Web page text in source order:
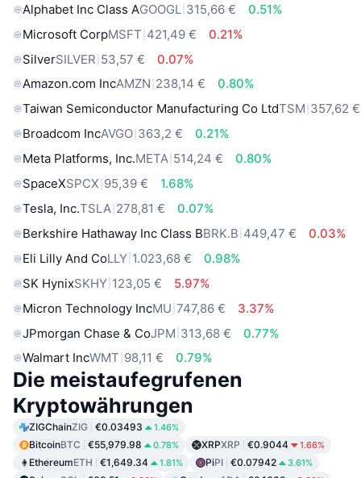
Alphabet Inc Class AGOOGL 315,66 €
0.51%
Microsoft CorpMSFT 421,49 €
0.21%
SilverSILVER 53,57 €
0.07%
Amazon.com IncAMZN 238,14 €
0.80%
Taiwan Semiconductor Manufacturing Co LtdTSM 357,62 €
Broadcom IncAVGO 363,2 €
0.21%
Meta Platforms, Inc.META 514,24 €
0.80%
SpaceXSPCX 95,39 €
1.68%
Tesla, Inc.TSLA 278,81 €
0.07%
Berkshire Hathaway Inc Class BBRK.B 449,47 €
0.03%
Eli Lilly And CoLLY 1.023,68 €
0.98%
SK HynixSKHY 123,05 €
5.97%
Micron Technology IncMU 747,86 €
3.37%
JPmorgan Chase & CoJPM 313,68 €
0.77%
Walmart IncWMT 98,11 € 0.79%
Die meistaufegrufenen
Kryptowährungen
ZIGChainZIG €0.03493 1.46%
BitcoinBTC €55,979.98 0.78% XRPXRP €0.9044 1.66%
EthereumETH €1,649.34 1.81% PiPI €0.07942 3.61%